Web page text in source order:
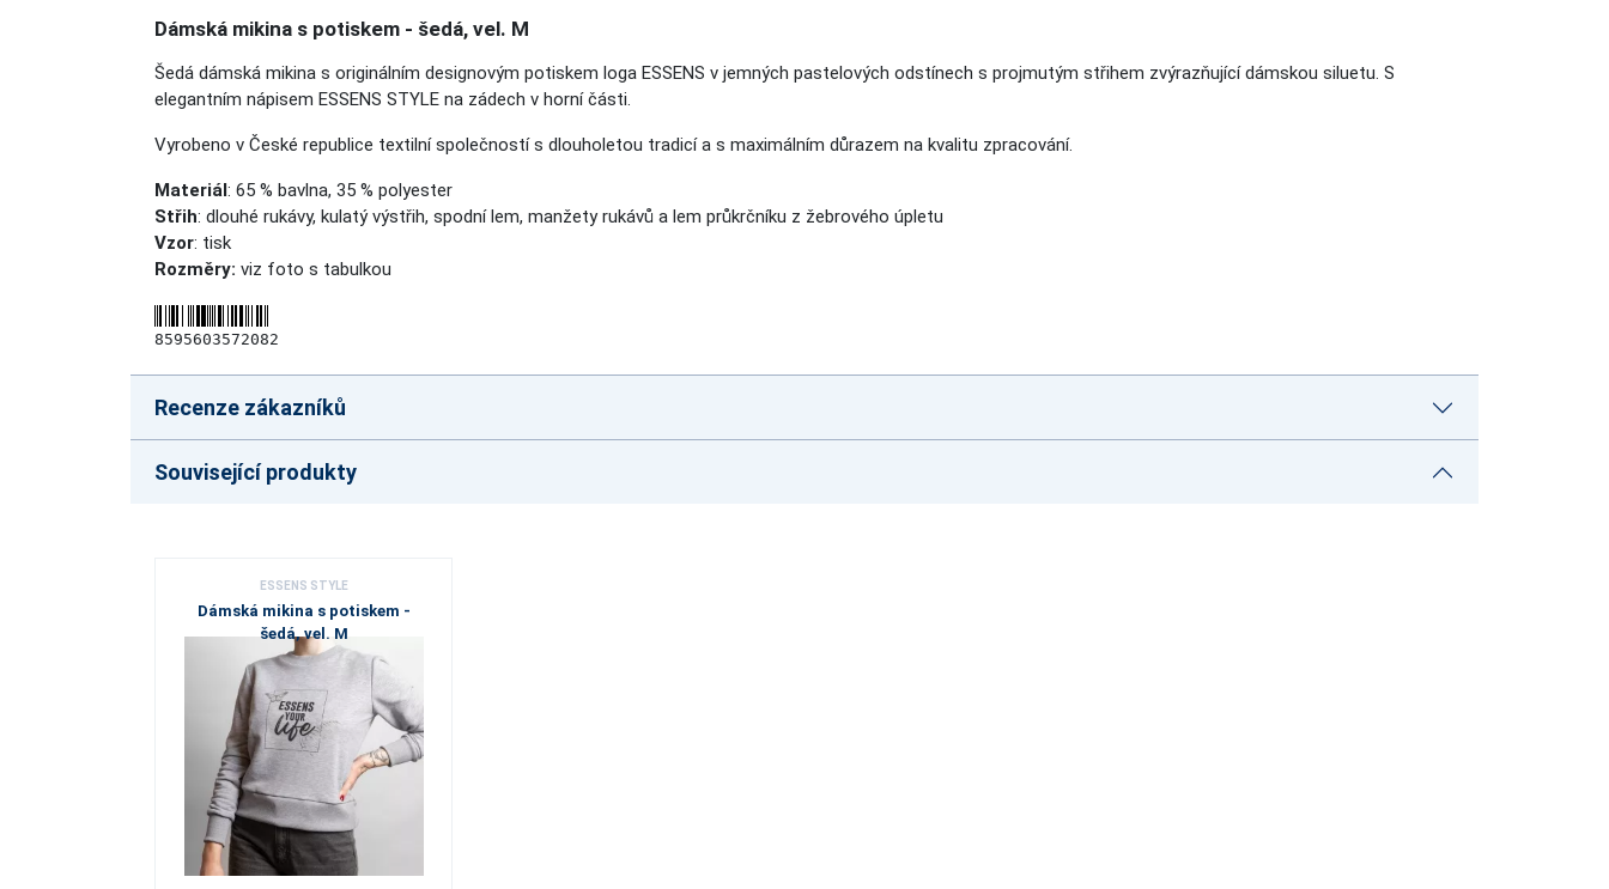
Dámská mikina s potiskem - šedá, vel. M
Šedá dámská mikina s originálním designovým potiskem loga ESSENS v jemných pastelových odstínech s projmutým střihem zvýrazňující dámskou siluetu. S
elegantním nápisem ESSENS STYLE na zádech v horní části.
Vyrobeno v České republice textilní společností s dlouholetou tradicí a s maximálním důrazem na kvalitu zpracování.
Materiál: 65 % bavlna, 35 % polyester
Střih: dlouhé rukávy, kulatý výstřih, spodní lem, manžety rukávů a lem průkrčníku z žebrového úpletu
Vzor: tisk
Rozměry: viz foto s tabulkou
8595603572082
Recenze zákazníků
Související produkty
ESSENS STYLE
Dámská mikina s potiskem -
šedá, vel. M